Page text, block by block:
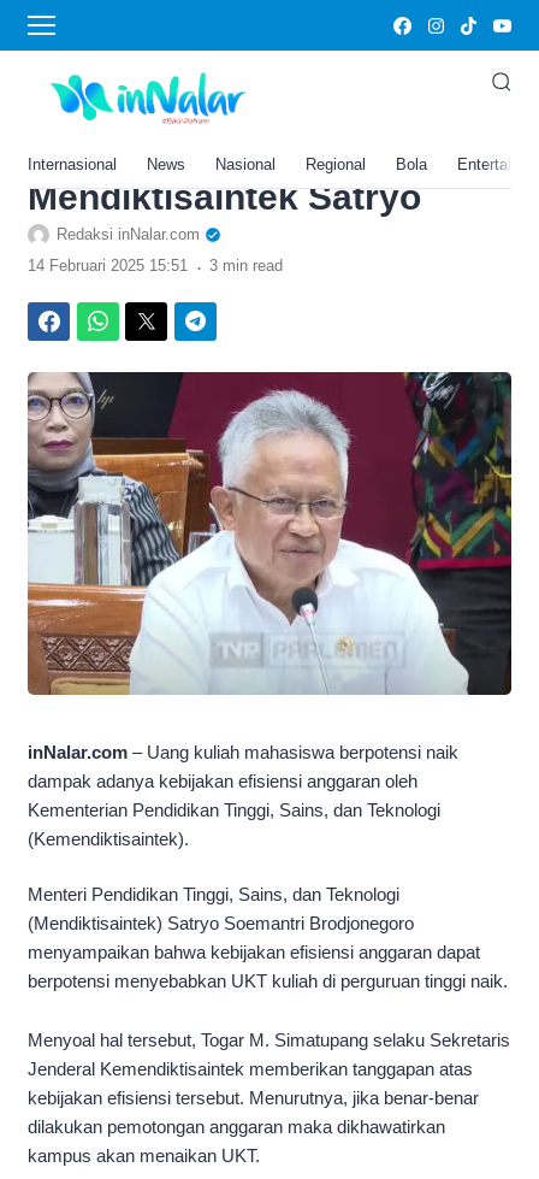
Internasional News Nasional Regional Bola
Home›
Uang Kuliah Naik Dampak
Efisiensi Anggaran
Pendidikan? Begini Kata
Mendiktisaintek Satryo
Redaksi inNalar.com
14 Februari 2025 15:51 . 3 min read
inNalar.com – Uang kuliah mahasiswa berpotensi naik
dampak adanya kebijakan efisiensi anggaran oleh
Kementerian Pendidikan Tinggi, Sains, dan Teknologi
(Kemendiktisaintek).
Menteri Pendidikan Tinggi, Sains, dan Teknologi
(Mendiktisaintek) Satryo Soemantri Brodjonegoro
menyampaikan bahwa kebijakan efisiensi anggaran dapat
berpotensi menyebabkan UKT kuliah di perguruan tinggi naik.
Menyoal hal tersebut, Togar M. Simatupang selaku Sekretaris
Jenderal Kemendiktisaintek memberikan tanggapan atas
kebijakan efisiensi tersebut. Menurutnya, jika benar-benar
dilakukan pemotongan anggaran maka dikhawatirkan
kampus akan menaikan UKT.